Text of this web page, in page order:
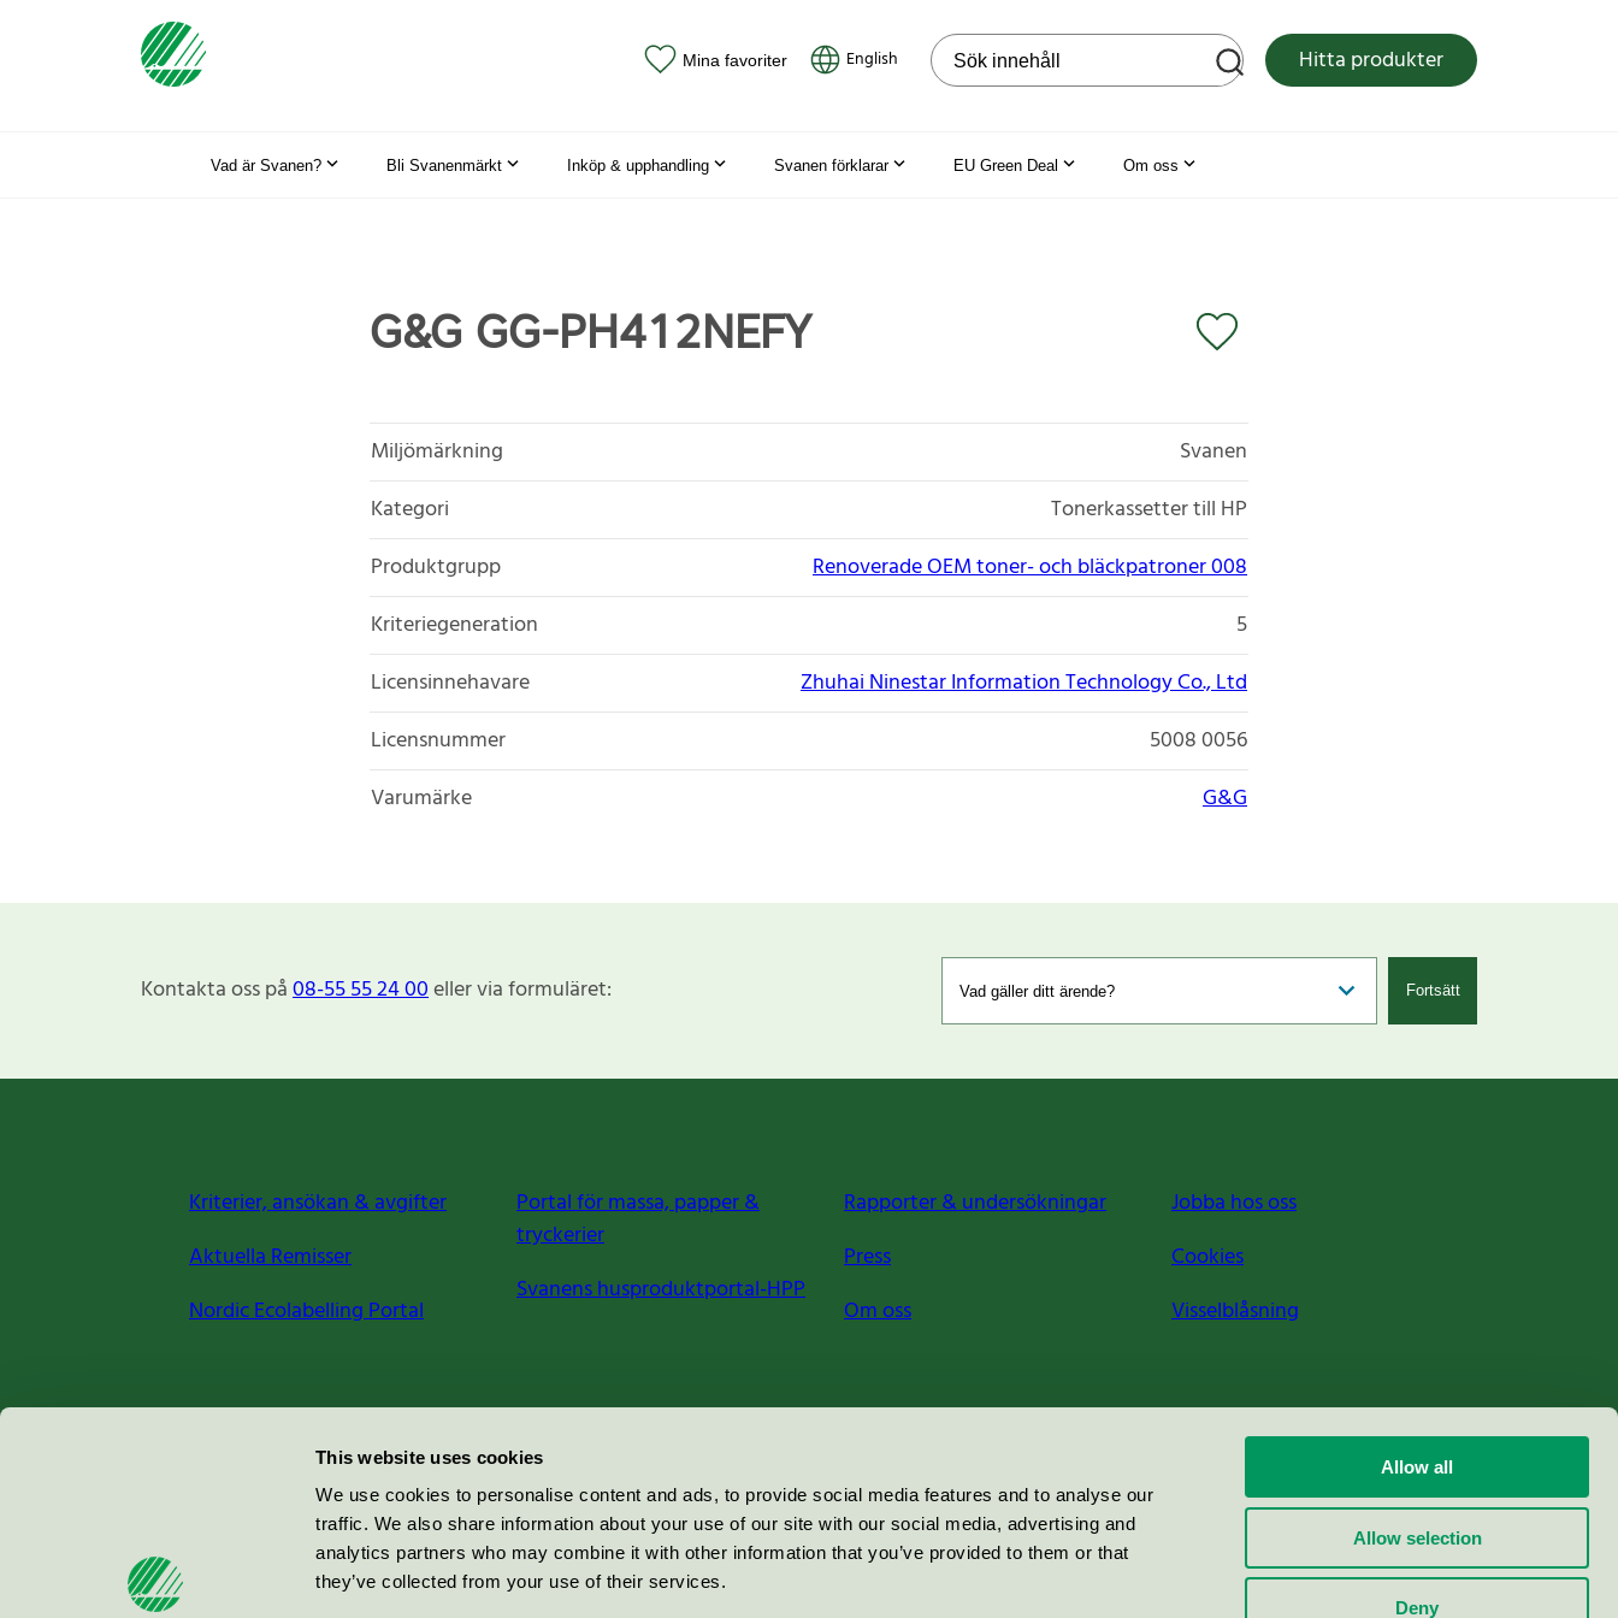
This website uses cookies
We use cookies to personalise content and ads, to provide social media features and to analyse our
traffic. We also share information about your use of our site with our social media, advertising and
analytics partners who may combine it with other information that you’ve provided to them or that
they’ve collected from your use of their services.
Allow all
Allow selection
Deny
Mina favoriter English Sök på webbplatsen Hitta produkter
Vad är Svanen? Bli Svanenmärkt Inköp & upphandling Svanen förklarar EU Green Deal Om oss
G&G GG-PH412NEFY
Miljömärkning
Svanen
Kategori
Tonerkassetter till HP
Produktgrupp
Renoverade OEM toner- och bläckpatroner 008
Kriteriegeneration
5
Licensinnehavare
Zhuhai Ninestar Information Technology Co., Ltd
Licensnummer
5008 0056
Varumärke
G&G
Kontakta oss på08-55 55 24 00eller via formuläret: Fortsätt
Kriterier, ansökan & avgifter
Aktuella Remisser
Nordic Ecolabelling Portal
Portal för massa, papper &
tryckerier
Svanens husproduktportal-HPP
Rapporter & undersökningar
Press
Om oss
Jobba hos oss
Cookies
Visselblåsning
Miljömärkning Sverige AB
100 64